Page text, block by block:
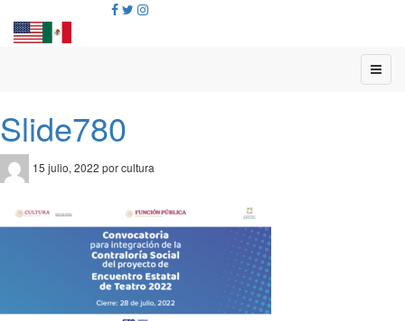
Slide780
15 julio, 2022 por cultura